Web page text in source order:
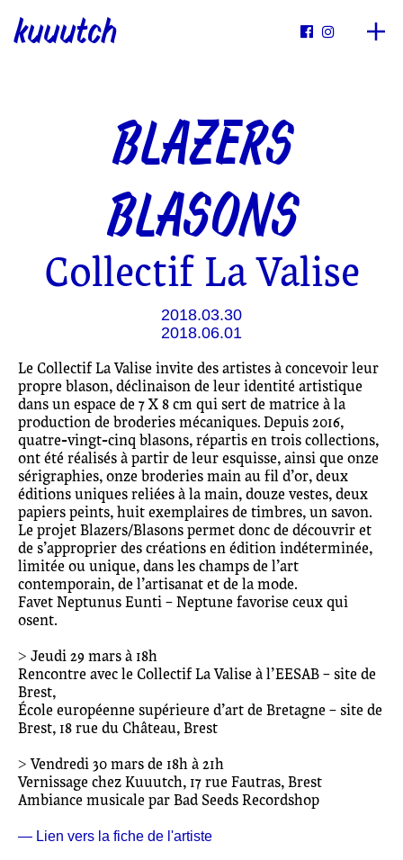
kuuutch  
BLAZERS
BLASONS
Collectif La Valise
2018.03.30
2018.06.01
Le Collectif La Valise invite des artistes à concevoir leur
propre blason, déclinaison de leur identité artistique
dans un espace de 7 X 8 cm qui sert de matrice à la
production de broderies mécaniques. Depuis 2016,
quatre-vingt-cinq blasons, répartis en trois collections,
ont été réalisés à partir de leur esquisse, ainsi que onze
sérigraphies, onze broderies main au fil d’or, deux
éditions uniques reliées à la main, douze vestes, deux
papiers peints, huit exemplaires de timbres, un savon.
Le projet Blazers/Blasons permet donc de découvrir et
de s’approprier des créations en édition indéterminée,
limitée ou unique, dans les champs de l’art
contemporain, de l’artisanat et de la mode.
Favet Neptunus Eunti – Neptune favorise ceux qui
osent.
> Jeudi 29 mars à 18h
Rencontre avec le Collectif La Valise à l’EESAB – site de
Brest,
École européenne supérieure d’art de Bretagne – site de
Brest, 18 rue du Château, Brest
> Vendredi 30 mars de 18h à 21h
Vernissage chez Kuuutch, 17 rue Fautras, Brest
Ambiance musicale par Bad Seeds Recordshop
— Lien vers la fiche de l'artiste